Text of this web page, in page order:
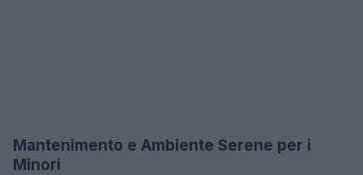
Mantenimento e Ambiente Serene per i
Minori